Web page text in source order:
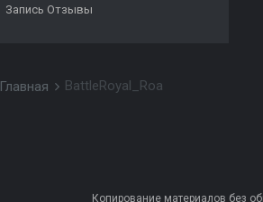
Запись Отзывы
Главная BattleRoyal_Roa
Копирование материалов без